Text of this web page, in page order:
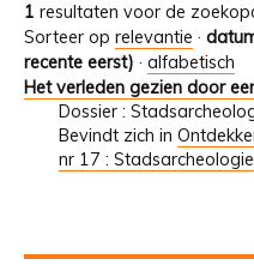
1 resultaten voor de
Sorteer op relevantie ·
recente eerst) · alfabetisch
Het verleden gezien door
Dossier :
Bevindt zich in
nr 17 : Stadsarcheologie